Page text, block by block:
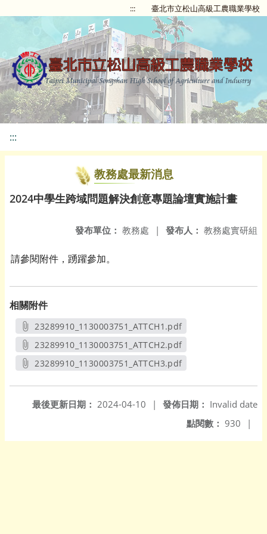
::: 臺北市立松山高級工農職業學校
:::
教務處最新消息
2024中學生跨域問題解決創意專題論壇實施計畫
發布人： 教務處實研組
發布單位： 教務處 |
請參閱附件，踴躍參加。
相關附件
23289910_1130003751_ATTCH1.pdf
另開新視窗
23289910_1130003751_ATTCH2.pdf
另開新視窗
23289910_1130003751_ATTCH3.pdf
發佈日期： Invalid date
最後更新日期： 2024-04-10
|
點閱數： 930 |